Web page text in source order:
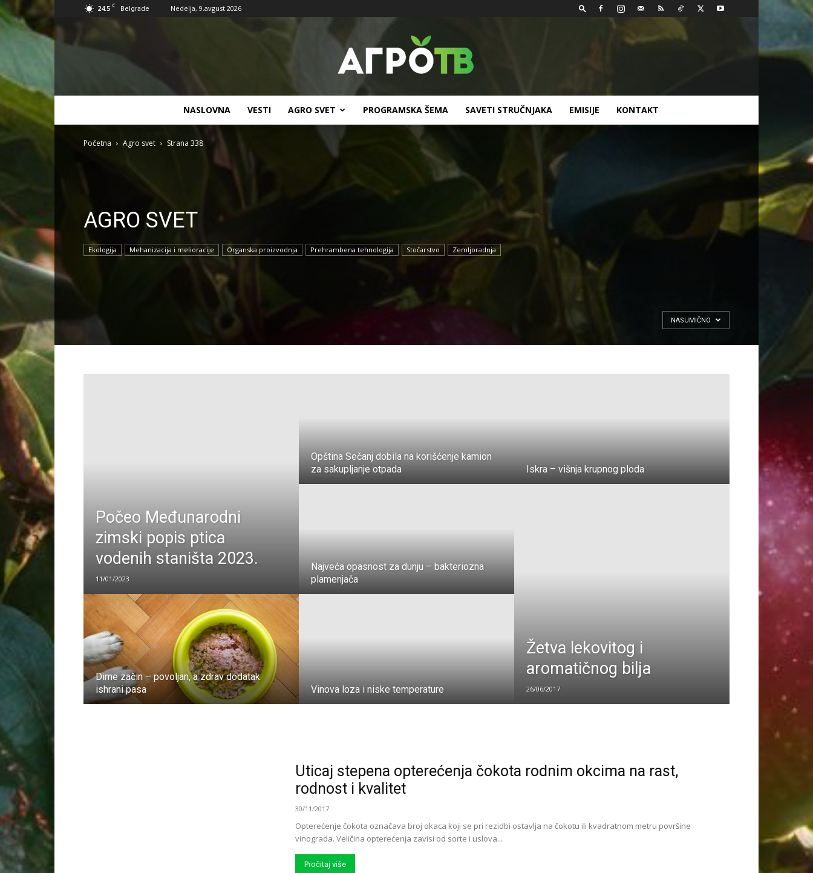
24.5 C Belgrade Nedelja, 9.avgust 2026
Agro
NASLOVNA VESTI AGRO SVET PROGRAMSKA ŠEMA SAVETI STRUČNJAKA EMISIJE KONTAKT
Početna Agro svet Strana 338
AGRO SVET
Ekologija Mehanizacija i melioracije Organska proizvodnja Prehrambena tehnologija Stočarstvo Zemljoradnja
NASUMIČNO
Počeo Međunarodni
zimski popis ptica
vodenih staništa 2023.
11/01/2023
Dime začin – povoljan, a zdrav dodatak
ishrani pasa
Opština Sečanj dobila na korišćenje kamion
za sakupljanje otpada
Najveća opasnost za dunju – bakteriozna
plamenjača
Vinova loza i niske temperature
Iskra – višnja krupnog ploda
Žetva lekovitog i
aromatičnog bilja
26/06/2017
Uticaj stepena opterećenja čokota rodnim okcima na rast,
rodnost i kvalitet
30/11/2017
Opterećenje čokota označava broj okaca koji se pri rezidbi ostavlja na čokotu ili kvadratnom metru površine
vinograda. Veličina opterećenja zavisi od sorte i uslova...
Pročitaj više